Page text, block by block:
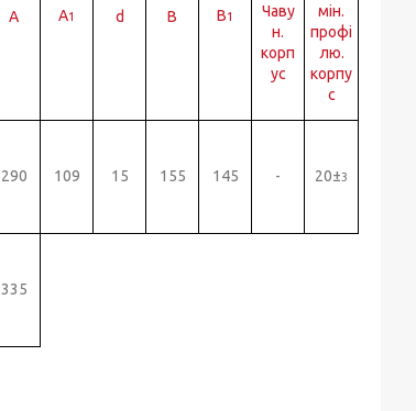
A A1 d B B1
Чаву
н.
корп
ус
мін.
профі
лю.
корпу
с
290 109 15 155 145 - 20±3
335